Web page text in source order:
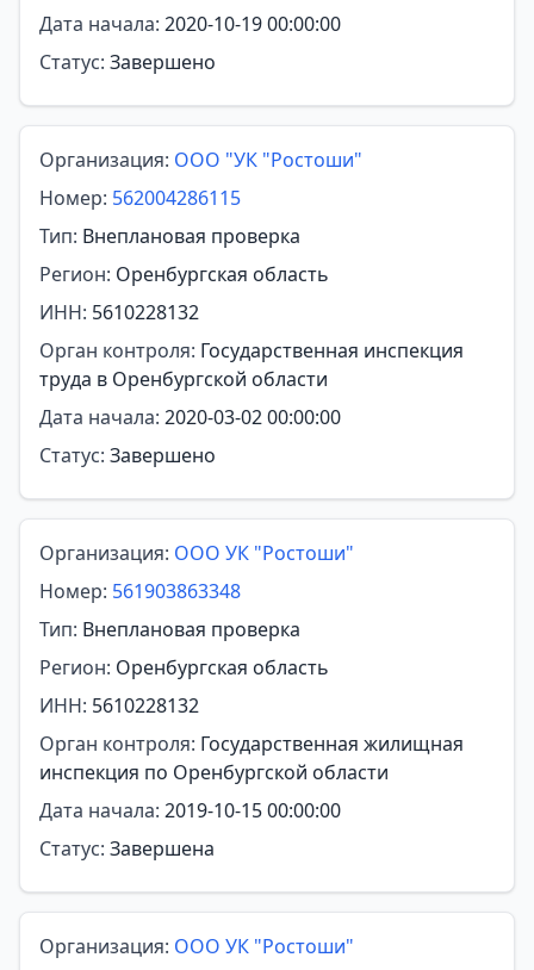
Дата начала: 2020-10-19 00:00:00
Статус: Завершено
Организация: ООО "УК "Ростоши"
Номер: 562004286115
Тип: Внеплановая проверка
Регион: Оренбургская область
ИНН: 5610228132
Орган контроля: Государственная инспекция
труда в Оренбургской области
Дата начала: 2020-03-02 00:00:00
Статус: Завершено
Организация: ООО УК "Ростоши"
Номер: 561903863348
Тип: Внеплановая проверка
Регион: Оренбургская область
ИНН: 5610228132
Орган контроля: Государственная жилищная
инспекция по Оренбургской области
Дата начала: 2019-10-15 00:00:00
Статус: Завершена
Организация: ООО УК "Ростоши"